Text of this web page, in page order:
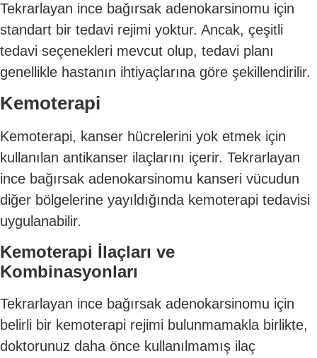
Tekrarlayan ince bağırsak adenokarsinomu için
standart bir tedavi rejimi yoktur. Ancak, çeşitli
tedavi seçenekleri mevcut olup, tedavi planı
genellikle hastanın ihtiyaçlarına göre şekillendirilir.
Kemoterapi
Kemoterapi, kanser hücrelerini yok etmek için
kullanılan antikanser ilaçlarını içerir. Tekrarlayan
ince bağırsak adenokarsinomu kanseri vücudun
diğer bölgelerine yayıldığında kemoterapi tedavisi
uygulanabilir.
Kemoterapi İlaçları ve
Kombinasyonları
Tekrarlayan ince bağırsak adenokarsinomu için
belirli bir kemoterapi rejimi bulunmamakla birlikte,
doktorunuz daha önce kullanılmamış ilaç